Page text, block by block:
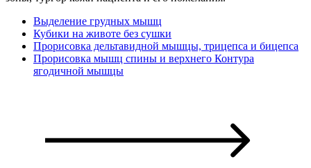
Выделение грудных мышц
Кубики на животе без сушки
Прорисовка дельтавидной мышцы, трицепса и бицепса
Прорисовка мышц спины и верхнего Контура
ягодичной мышцы